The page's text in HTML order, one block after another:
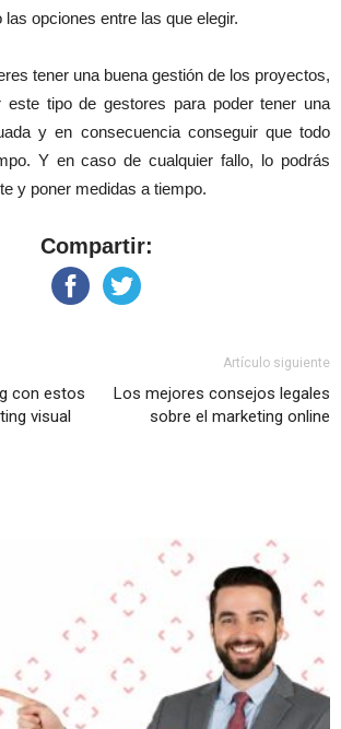
opciones entre las que elegir.
tener una buena gestión de los proyectos,
este tipo de gestores para poder tener una
y en consecuencia conseguir que todo
Y en caso de cualquier fallo, lo podrás
y poner medidas a tiempo.
Compartir:
con estos
visual
Artículo siguiente
Los mejores consejos legales
sobre el marketing online